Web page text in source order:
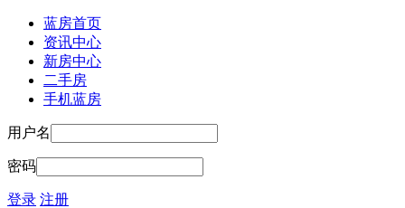
蓝房首页
资讯中心
新房中心
二手房
手机蓝房
用户名
密码
登录 注册